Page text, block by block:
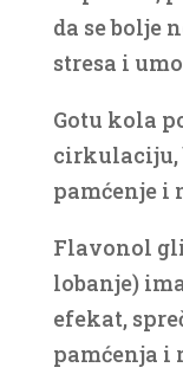
da se bolje
stresa i
Gotu kola
cirkulaciju,
pamćenje i
Flavonol
lobanje)
efekat,
pamćenja i